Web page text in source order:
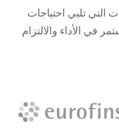
التي تلبي احتياجات
في الأداء والالتزام